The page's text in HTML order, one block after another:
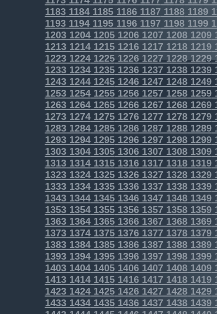
11831184118511861187 11881189
11931194119511961197 11981199
12031204120512061207 12081209
12131214121512161217 12181219
1223122412251226122712281229
1233123412351236123712381239
1243124412451246124712481249
1253125412551256125712581259
1263126412651266126712681269
1273127412751276127712781279
1283128412851286128712881289
1293129412951296129712981299
1303130413051306130713081309
1313131413151316131713181319
1323132413251326132713281329
1333133413351336133713381339
1343134413451346134713481349
1353135413551356135713581359
1363136413651366136713681369
1373137413751376137713781379
1383138413851386138713881389
1393139413951396139713981399
14031404140514061407 14081409
14131414141514161417 14181419
1423142414251426142714281429
14331434143514361437 14381439